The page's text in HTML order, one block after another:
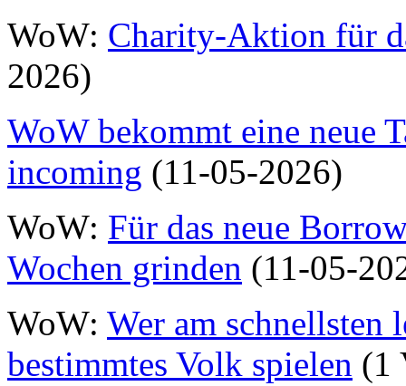
WoW: Charity-Aktion für
2026)
WoW bekommt eine neue
incoming (11-05-2026)
WoW: Für das neue
Wochen grinden (11-05-
WoW: Wer am schnellsten
bestimmtes Volk spielen (1